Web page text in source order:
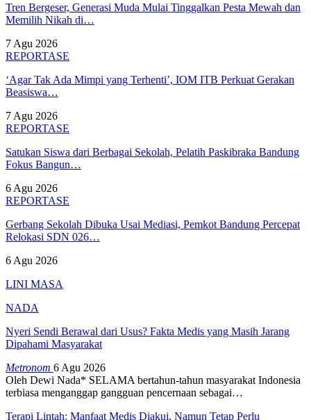
Tren Bergeser, Generasi Muda Mulai Tinggalkan Pesta Mewah dan
Memilih Nikah di…
7 Agu 2026
REPORTASE
‘Agar Tak Ada Mimpi yang Terhenti’, IOM ITB Perkuat Gerakan
Beasiswa…
7 Agu 2026
REPORTASE
Satukan Siswa dari Berbagai Sekolah, Pelatih Paskibraka Bandung
Fokus Bangun…
6 Agu 2026
REPORTASE
Gerbang Sekolah Dibuka Usai Mediasi, Pemkot Bandung Percepat
Relokasi SDN 026…
6 Agu 2026
LINI MASA
NADA
Nyeri Sendi Berawal dari Usus? Fakta Medis yang Masih Jarang
Dipahami Masyarakat
Metronom 6 Agu 2026
Oleh Dewi Nada* SELAMA bertahun-tahun masyarakat Indonesia
terbiasa menganggap gangguan pencernaan sebagai…
Terapi Lintah: Manfaat Medis Diakui, Namun Tetap Perlu